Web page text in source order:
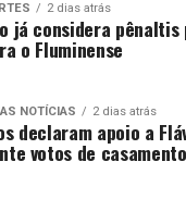
2 dias atrás
já considera pênaltis
o Fluminense
NOTÍCIAS 2 dias atrás
declaram apoio a
votos de